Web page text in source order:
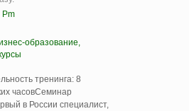
Pm
образование,
тренинга: 8
часовСеминар
в России специалист,